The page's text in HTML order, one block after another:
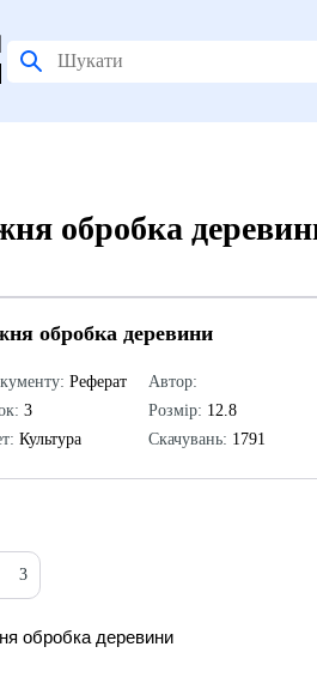
обробка
обробка деревини
Реферат
3
Культура
Автор:
Розмір: 12.8
Скачувань: 1791
3
обробка деревини